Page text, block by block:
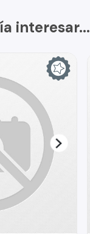
interesar...